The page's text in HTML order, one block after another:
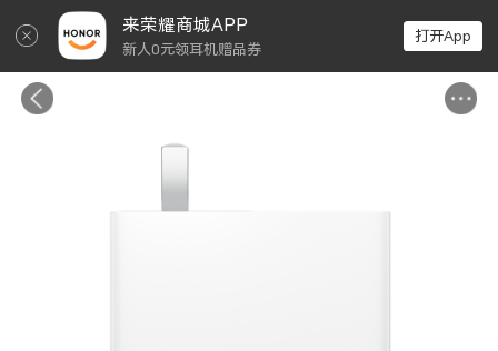
来荣耀商城APP
新人0元领耳机赠品券
打开App